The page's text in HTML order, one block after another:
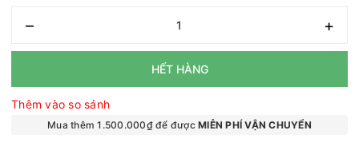
– +
HẾT HÀNG
Thêm vào so sánh
Mua thêm 1.500.000₫ để đượcMIỄN PHÍ VẬN CHUYỂN